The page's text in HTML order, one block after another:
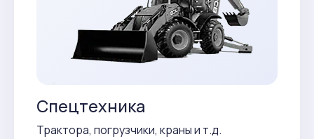
Спецтехника
Трактора, погрузчики, краны и т.д.